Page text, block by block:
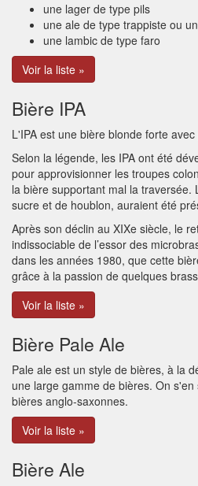
une lager de type pils
une ale de type trappiste ou
une lambic de type faro
Voir la liste »
Bière IPA
L'IPA est une bière blonde forte
Selon la légende, les IPA ont été
pour approvisionner les troupes
la bière supportant mal la traversée.
sucre et de houblon, auraient été
Après son déclin au XIXe siècle, le
indissociable de l’essor des
dans les années 1980, que cette
grâce à la passion de quelques
Voir la liste »
Bière Pale Ale
Pale ale est un style de bières, à la
une large gamme de bières. On
bières anglo-saxonnes.
Voir la liste »
Bière Ale